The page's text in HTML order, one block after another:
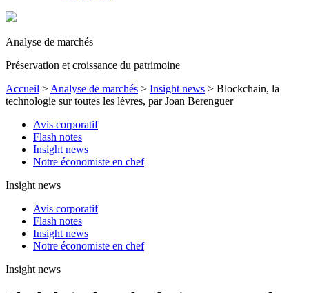
Analyse de marchés
Préservation et croissance du patrimoine
Accueil > Analyse de marchés > Insight news > Blockchain, la
technologie sur toutes les lèvres, par Joan Berenguer
Avis corporatif
Flash notes
Insight news
Notre économiste en chef
Insight news
Avis corporatif
Flash notes
Insight news
Notre économiste en chef
Insight news